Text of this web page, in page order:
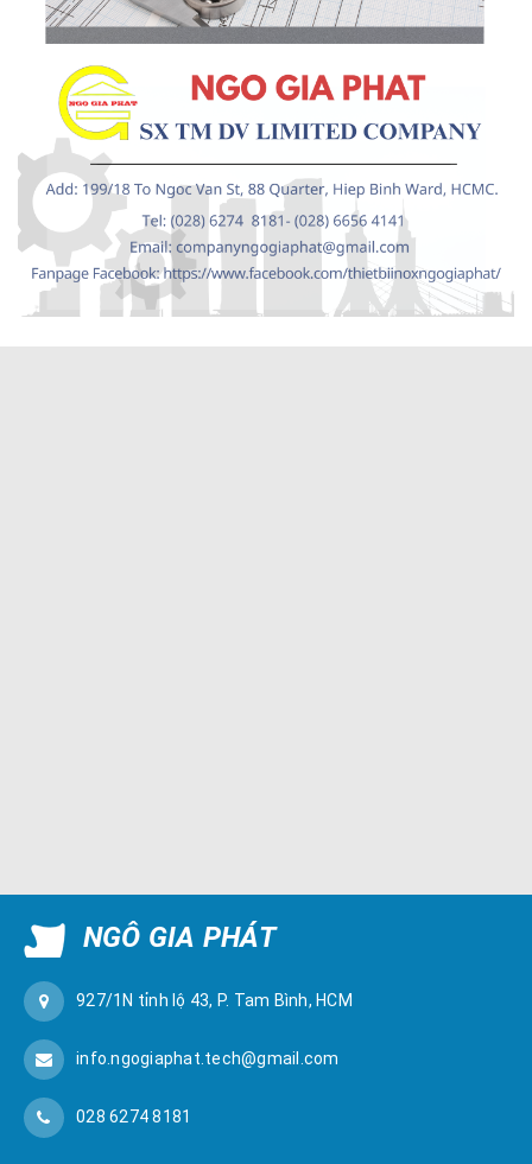
NGÔ GIA PHÁT
927/1N tỉnh lộ 43, P. Tam Bình, HCM
info.ngogiaphat.tech@gmail.com
028 6274 8181